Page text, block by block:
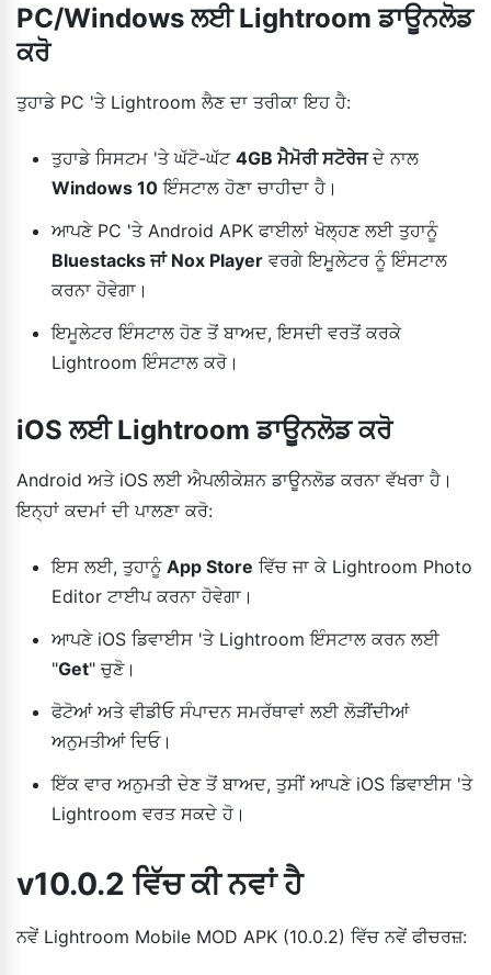
PC/Windows ਲਈ Lightroom ਡਾਊਨਲੋਡ
ਕਰੋ
ਤੁਹਾਡੇ PC 'ਤੇ Lightroom ਲੈਣ ਦਾ ਤਰੀਕਾ ਇਹ ਹੈ:
ਤੁਹਾਡੇ ਸਿਸਟਮ 'ਤੇ ਘੱਟੋ-ਘੱਟ 4GB ਮੈਮੋਰੀ ਸਟੋਰੇਜਦੇ ਨਾਲ
Windows 10 ਇੰਸਟਾਲ ਹੋਣਾ ਚਾਹੀਦਾ ਹੈ।
ਆਪਣੇ PC 'ਤੇ Android APK ਫਾਈਲਾਂ ਖੋਲ੍ਹਣ ਲਈ ਤੁਹਾਨੂੰ
Bluestacks ਜਾਂ Nox Player ਵਰਗੇ ਇਮੂਲੇਟਰ ਨੂੰ ਇੰਸਟਾਲ
ਕਰਨਾ ਹੋਵੇਗਾ।
ਇਮੂਲੇਟਰ ਇੰਸਟਾਲ ਹੋਣ ਤੋਂ ਬਾਅਦ, ਇਸਦੀ ਵਰਤੋਂ ਕਰਕੇ
Lightroom ਇੰਸਟਾਲ ਕਰੋ।
iOS ਲਈ Lightroom ਡਾਊਨਲੋਡ ਕਰੋ
Android ਅਤੇ iOS ਲਈ ਐਪਲੀਕੇਸ਼ਨ ਡਾਊਨਲੋਡ ਕਰਨਾ ਵੱਖਰਾ ਹੈ।
ਇਨ੍ਹਾਂ ਕਦਮਾਂ ਦੀ ਪਾਲਣਾ ਕਰੋ:
ਇਸ ਲਈ, ਤੁਹਾਨੂੰ App Store ਵਿੱਚ ਜਾ ਕੇ Lightroom Photo
Editor ਟਾਈਪ ਕਰਨਾ ਹੋਵੇਗਾ।
ਆਪਣੇ iOS ਡਿਵਾਈਸ 'ਤੇ Lightroom ਇੰਸਟਾਲ ਕਰਨ ਲਈ
"Get" ਚੁਣੋ।
ਫੋਟੋਆਂ ਅਤੇ ਵੀਡੀਓ ਸੰਪਾਦਨ ਸਮਰੱਥਾਵਾਂ ਲਈ ਲੋੜੀਂਦੀਆਂ
ਅਨੁਮਤੀਆਂ ਦਿਓ।
ਇੱਕ ਵਾਰ ਅਨੁਮਤੀ ਦੇਣ ਤੋਂ ਬਾਅਦ, ਤੁਸੀਂ ਆਪਣੇ iOS ਡਿਵਾਈਸ 'ਤੇ
Lightroom ਵਰਤ ਸਕਦੇ ਹੋ।
v10.0.2 ਵਿੱਚ ਕੀ ਨਵਾਂ ਹੈ
ਨਵੇਂ Lightroom Mobile MOD APK (10.0.2) ਵਿੱਚ ਨਵੇਂ ਫੀਚਰਜ਼: